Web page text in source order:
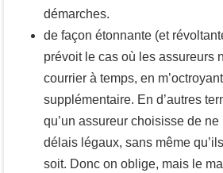
démarches.
de façon étonnante (et
prévoit le cas où les assureurs
courrier à temps, en
supplémentaire. En d’autres
qu’un assureur choisisse de
délais légaux, sans même
soit. Donc on oblige, mais le